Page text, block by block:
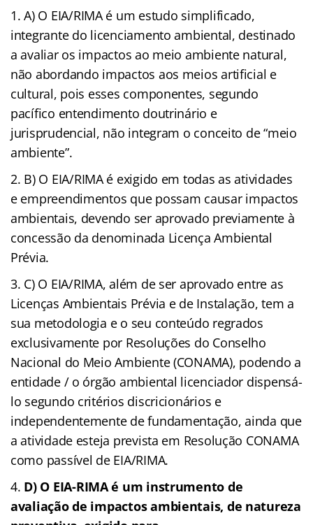
A) O EIA/RIMA é um estudo simplificado,
integrante do licenciamento ambiental, destinado
a avaliar os impactos ao meio ambiente natural,
não abordando impactos aos meios artificial e
cultural, pois esses componentes, segundo
pacífico entendimento doutrinário e
jurisprudencial, não integram o conceito de “meio
ambiente”.
B) O EIA/RIMA é exigido em todas as atividades
e empreendimentos que possam causar impactos
ambientais, devendo ser aprovado previamente à
concessão da denominada Licença Ambiental
Prévia.
C) O EIA/RIMA, além de ser aprovado entre as
Licenças Ambientais Prévia e de Instalação, tem a
sua metodologia e o seu conteúdo regrados
exclusivamente por Resoluções do Conselho
Nacional do Meio Ambiente (CONAMA), podendo a
entidade / o órgão ambiental licenciador dispensá-
lo segundo critérios discricionários e
independentemente de fundamentação, ainda que
a atividade esteja prevista em Resolução CONAMA
como passível de EIA/RIMA.
D) O EIA-RIMA é um instrumento de
avaliação de impactos ambientais, de natureza